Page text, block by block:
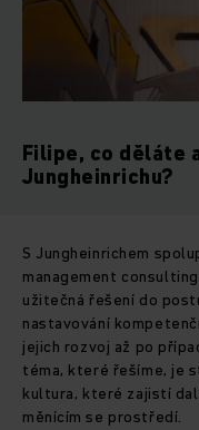
Filipe, co děláte
Jungheinrichu?
S Jungheinrichem
management
užitečná řešení do
nastavování
jejich rozvoj až po
téma, které řešíme, je
kultura, které zajistí
měnícím se prostředí.